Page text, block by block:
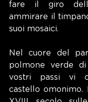
fare il giro
ammirare il
suoi mosaici.
Nel cuore del
polmone verde
vostri passi vi
castello omonimo.